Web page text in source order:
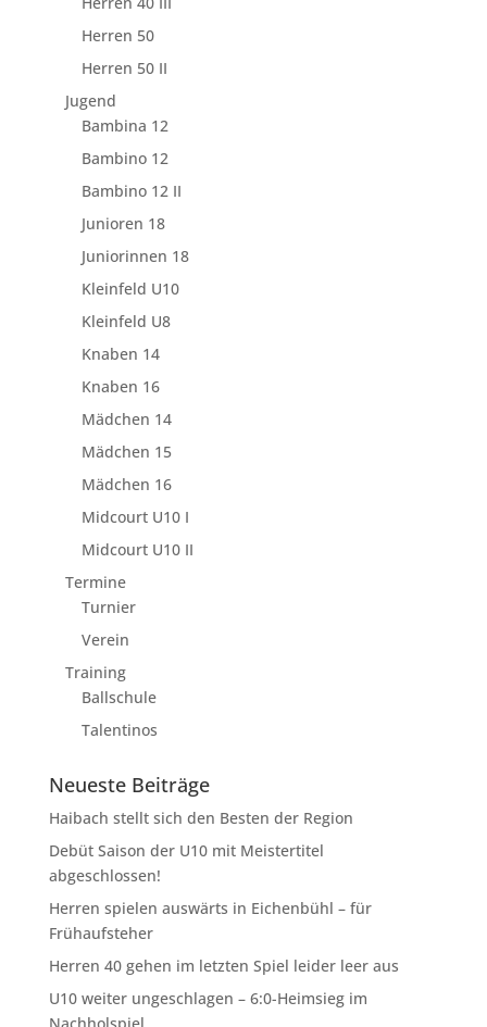
Herren 50
Herren 50 II
Jugend
Bambina 12
Bambino 12
Bambino 12 II
Junioren 18
Juniorinnen 18
Kleinfeld U10
Kleinfeld U8
Knaben 14
Knaben 16
Mädchen 14
Mädchen 15
Mädchen 16
Midcourt U10 I
Midcourt U10 II
Termine
Turnier
Verein
Training
Ballschule
Talentinos
Neueste Beiträge
Haibach stellt sich den Besten der Region
Debüt Saison der U10 mit Meistertitel
abgeschlossen!
Herren spielen auswärts in Eichenbühl – für
Frühaufsteher
Herren 40 gehen im letzten Spiel leider leer aus
U10 weiter ungeschlagen – 6:0-Heimsieg im